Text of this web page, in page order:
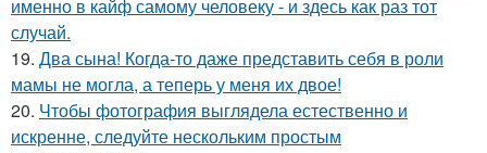
именно в кайф самому человеку - и здесь как раз тот
случай.
19. Два сына! Когда-то даже представить себя в роли
мамы не могла, а теперь у меня их двое!
20. Чтобы фотография выглядела естественно и
искренне, следуйте нескольким простым